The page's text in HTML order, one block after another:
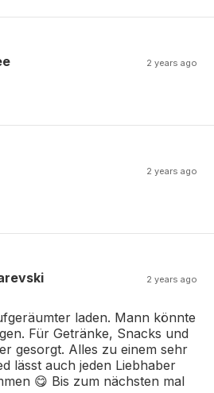
2 years ago
2 years ago
2 years ago
laden. Mann könnte
Für Getränke, Snacks und
gesorgt. Alles zu einem sehr
lässt auch jeden Liebhaber
😋 Bis zum nächsten mal